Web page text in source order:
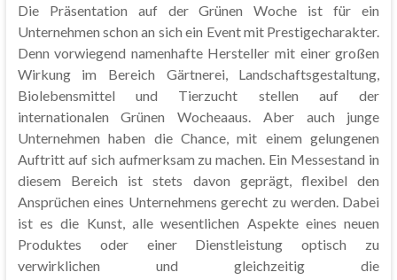
Die Präsentation auf der Grünen Woche ist für ein
Unternehmen schon an sich ein Event mit Prestigecharakter.
Denn vorwiegend namenhafte Hersteller mit einer großen
Wirkung im Bereich Gärtnerei, Landschaftsgestaltung,
Biolebensmittel und Tierzucht stellen auf der
internationalen Grünen Wocheaaus. Aber auch junge
Unternehmen haben die Chance, mit einem gelungenen
Auftritt auf sich aufmerksam zu machen. Ein Messestand in
diesem Bereich ist stets davon geprägt, flexibel den
Ansprüchen eines Unternehmens gerecht zu werden. Dabei
ist es die Kunst, alle wesentlichen Aspekte eines neuen
Produktes oder einer Dienstleistung optisch zu
verwirklichen und gleichzeitig die